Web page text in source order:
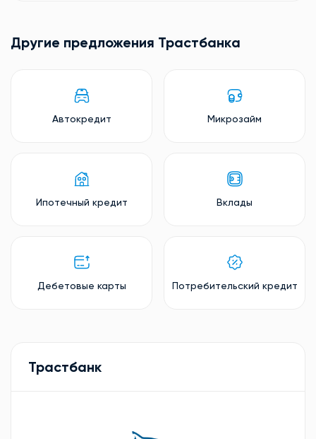
Другие предложения Трастбанкa
Автокредит Микрозайм
Ипотечный кредит Вклады
Дебетовые карты Потребительский кредит
Трастбанк